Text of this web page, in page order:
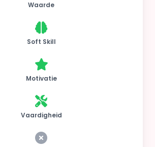
Waarde
Soft Skill
Motivatie
Vaardigheid